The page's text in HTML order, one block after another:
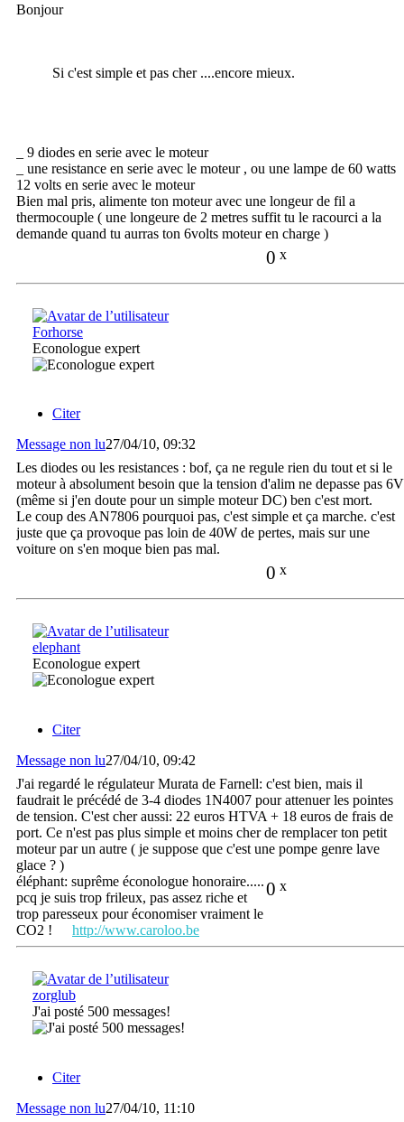
Bonjour
Si c'est simple et pas cher ....encore mieux.
_ 9 diodes en serie avec le moteur
_ une resistance en serie avec le moteur , ou une lampe de 60 watts
12 volts en serie avec le moteur
Bien mal pris, alimente ton moteur avec une longeur de fil a
thermocouple ( une longeure de 2 metres suffit tu le racourci a la
demande quand tu aurras ton 6volts moteur en charge )
0 x
Forhorse
Econologue expert
Citer
Message non lu27/04/10, 09:32
Les diodes ou les resistances : bof, ça ne regule rien du tout et si le
moteur à absolument besoin que la tension d'alim ne depasse pas 6V
(même si j'en doute pour un simple moteur DC) ben c'est mort.
Le coup des AN7806 pourquoi pas, c'est simple et ça marche. c'est
juste que ça provoque pas loin de 40W de pertes, mais sur une
voiture on s'en moque bien pas mal.
0 x
elephant
Econologue expert
Citer
Message non lu27/04/10, 09:42
J'ai regardé le régulateur Murata de Farnell: c'est bien, mais il
faudrait le précédé de 3-4 diodes 1N4007 pour attenuer les pointes
de tension. C'est cher aussi: 22 euros HTVA + 18 euros de frais de
port. Ce n'est pas plus simple et moins cher de remplacer ton petit
moteur par un autre ( je suppose que c'est une pompe genre lave
glace ? )
0 x
éléphant: suprême éconologue honoraire.....
pcq je suis trop frileux, pas assez riche et
trop paresseux pour économiser vraiment le
CO2 !
http://www.caroloo.be
zorglub
J'ai posté 500 messages!
Citer
Message non lu27/04/10, 11:10